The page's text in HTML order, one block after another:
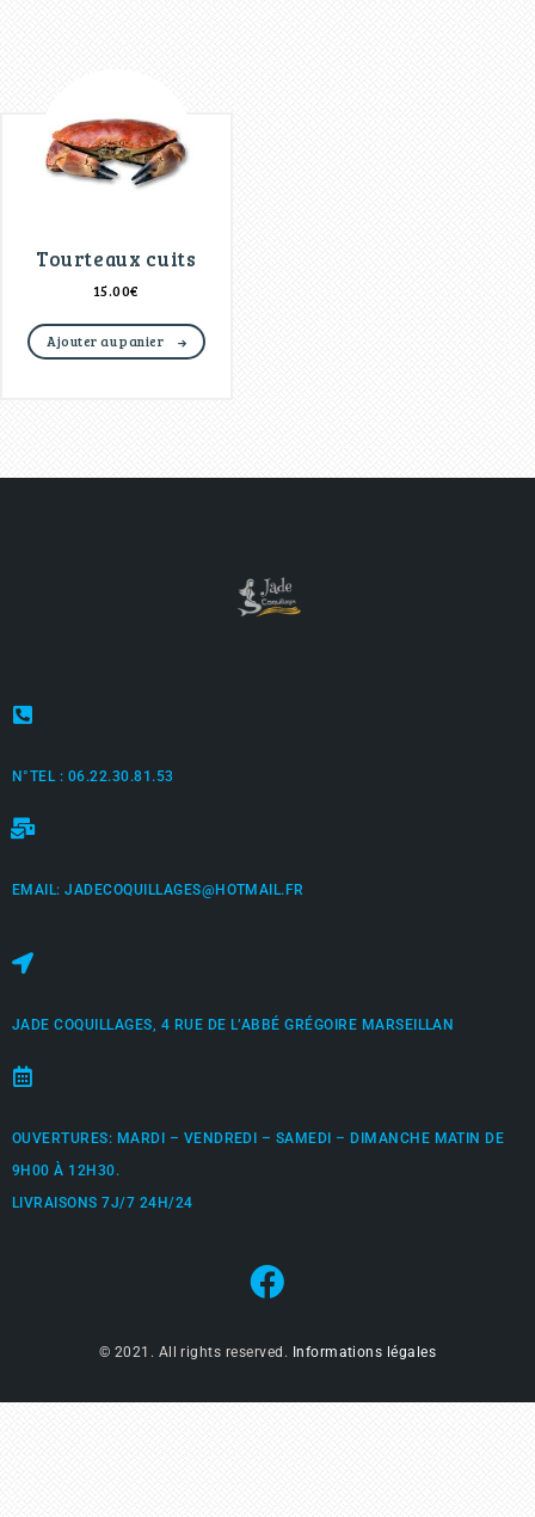
Tourteaux cuits
15.00€
Ajouter au panier
N°TEL : 06.22.30.81.53
EMAIL: JADECOQUILLAGES@HOTMAIL.FR
JADE COQUILLAGES, 4 RUE DE L’ABBÉ GRÉGOIRE MARSEILLAN
OUVERTURES: MARDI – VENDREDI – SAMEDI – DIMANCHE MATIN DE
9H00 À 12H30.
LIVRAISONS 7J/7 24H/24
© 2021. All rights reserved. Informations légales